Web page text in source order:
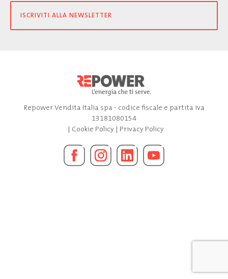
ISCRIVITI ALLA NEWSLETTER
Repower Vendita Italia spa - codice fiscale e partita iva
13181080154
| Cookie Policy| Privacy Policy